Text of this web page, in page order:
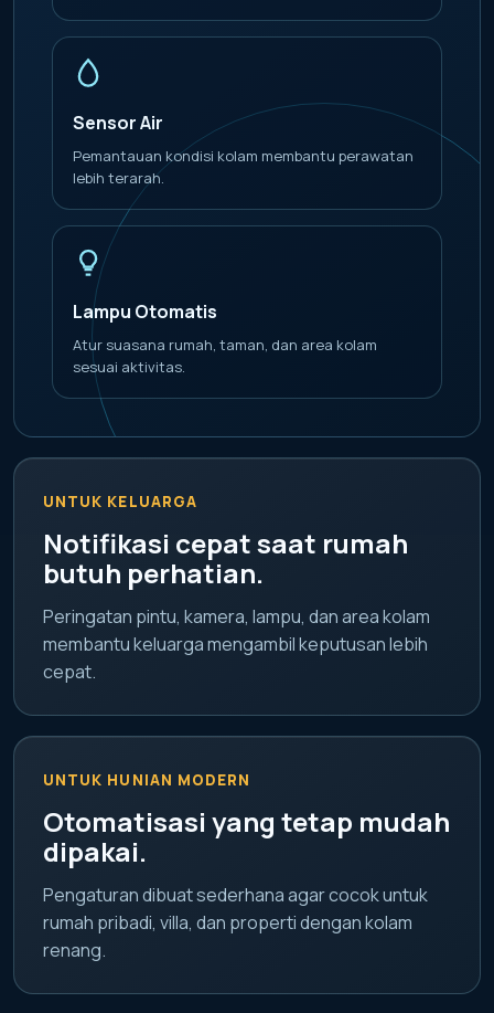
Sensor Air
Pemantauan kondisi kolam membantu perawatan
lebih terarah.
Lampu Otomatis
Atur suasana rumah, taman, dan area kolam
sesuai aktivitas.
UNTUK KELUARGA
Notifikasi cepat saat rumah
butuh perhatian.
Peringatan pintu, kamera, lampu, dan area kolam
membantu keluarga mengambil keputusan lebih
cepat.
UNTUK HUNIAN MODERN
Otomatisasi yang tetap mudah
dipakai.
Pengaturan dibuat sederhana agar cocok untuk
rumah pribadi, villa, dan properti dengan kolam
renang.